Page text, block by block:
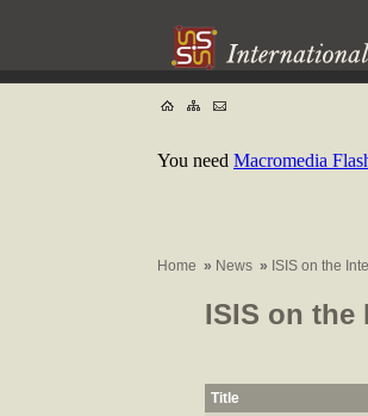
You need Macromedia
Home » News » ISIS on the
ISIS on the
Title